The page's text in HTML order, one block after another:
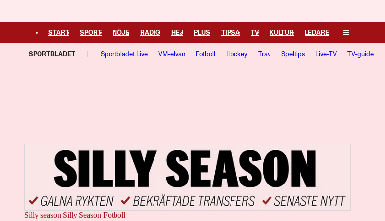
START SPORT NÖJE RADIO HEJ PLUS TIPSA TV KULTUR LEDARE
SPORTBLADET Sportbladet Live VM-elvan Fotboll Hockey Trav Speltips Live-TV TV-guide
Silly season|Silly Season Fotboll